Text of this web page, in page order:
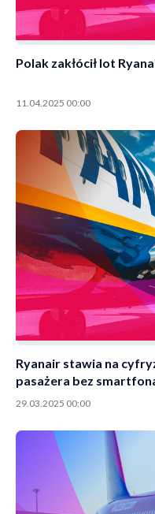
Polak zakłócił lot
11.04.2025 00:00
Ryanair stawia na
pasażera bez
29.03.2025 00:00